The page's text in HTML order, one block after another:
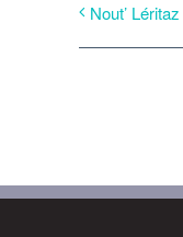
Nout’ Léritaz